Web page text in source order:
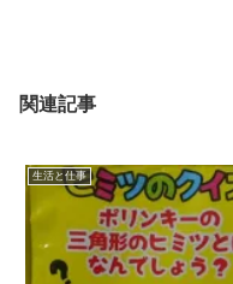
関連記事
生活と仕事